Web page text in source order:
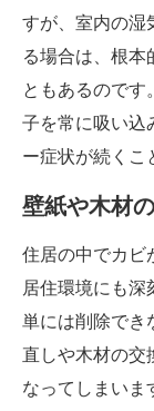
すが、室内の湿
る場合は、根本
ともあるのです
子を常に吸い込
ー症状が続くこ
壁紙や木材
住居の中でカビ
居住環境にも深
単には削除でき
直しや木材の交
なってしまいま